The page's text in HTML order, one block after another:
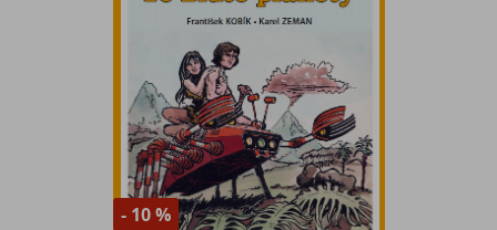
- 10 %